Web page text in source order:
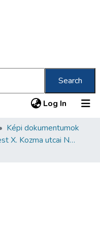
Search
Log In (current)
Képi dokumentumok
Budapest X. Kozma utcai Neológ Zsidó Temető